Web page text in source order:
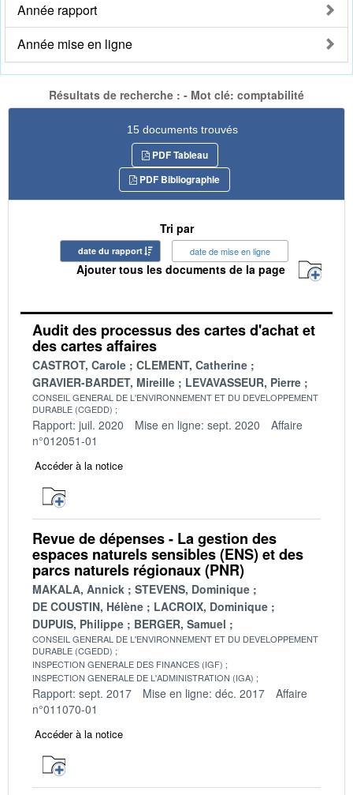
Année rapport
Année mise en ligne
Résultats de recherche : - Mot clé: comptabilité
15 documents trouvés
PDF Tableau
PDF Bibliographie
Tri par
date du rapport date de mise en ligne
Ajouter tous les documents de la page
Audit des processus des cartes d'achat et
des cartes affaires
CASTROT, Carole
CLEMENT, Catherine
GRAVIER-BARDET, Mireille
LEVAVASSEUR, Pierre
CONSEIL GENERAL DE L'ENVIRONNEMENT ET DU DEVELOPPEMENT
DURABLE (CGEDD)
Rapport: juil. 2020 Mise en ligne: sept. 2020
Affaire
n°012051-01
Accéder à la notice
Revue de dépenses - La gestion des
espaces naturels sensibles (ENS) et des
parcs naturels régionaux (PNR)
MAKALA, Annick
STEVENS, Dominique
DE COUSTIN, Hélène
LACROIX, Dominique
DUPUIS, Philippe
BERGER, Samuel
CONSEIL GENERAL DE L'ENVIRONNEMENT ET DU DEVELOPPEMENT
DURABLE (CGEDD)
INSPECTION GENERALE DES FINANCES (IGF)
INSPECTION GENERALE DE L'ADMINISTRATION (IGA)
Rapport: sept. 2017 Mise en ligne: déc. 2017
Affaire
n°011070-01
Accéder à la notice